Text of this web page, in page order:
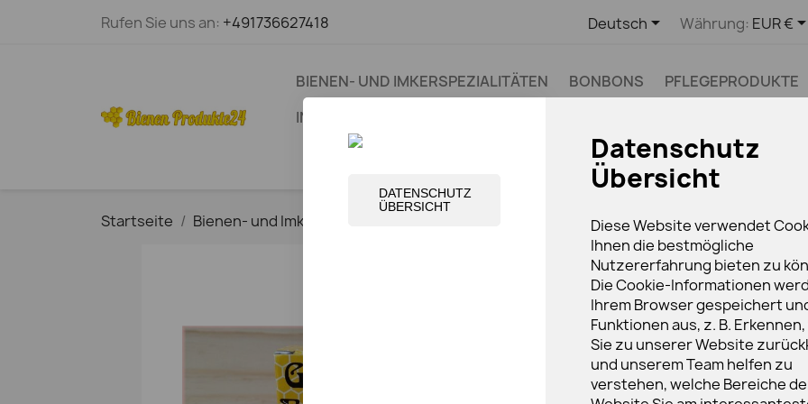
DATENSCHUTZ
ÜBERSICHT
Datenschutz
Übersicht
Diese Website verwendet
Ihnen die bestmögliche
Nutzererfahrung bieten zu
Die Cookie-Informationen
Ihrem Browser gespeichert
Funktionen aus, z. B.
Sie zu unserer Website
und unserem Team helfen zu
verstehen, welche Bereiche
Rufen Sie uns an: +491736627418 Deutsch Währung: EUR €
BIENEN- UND IMKERSPEZIALITÄTEN BONBONS PFLEGEPRODUKTE
INFO-BÜCHER
Startseite Bienen- und Imkerspezialitäten Gelée Royale Kur (25g)
GELÉE ROYALE
8,15 €
8,15 € 1 St. Packung 25g
Bruttopreis
Lieferzeit: 2-4
Gelée Royale ist der
herstellen.